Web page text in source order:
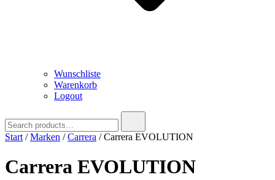
Wunschliste
Warenkorb
Logout
for:
Start /Marken /Carrera / Carrera EVOLUTION
Carrera EVOLUTION